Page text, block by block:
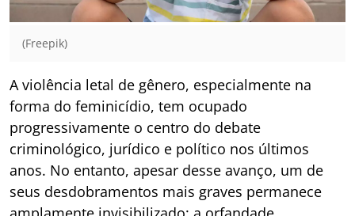
(Freepik)
A violência letal de gênero, especialmente na
forma do feminicídio, tem ocupado
progressivamente o centro do debate
criminológico, jurídico e político nos últimos
anos. No entanto, apesar desse avanço, um de
seus desdobramentos mais graves permanece